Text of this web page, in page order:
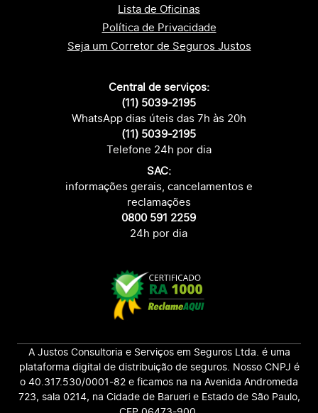
Lista de Oficinas
Política de Privacidade
Seja um Corretor de Seguros Justos
Central de serviços:
(11) 5039-2195
WhatsApp dias úteis das 7h às 20h
(11) 5039-2195
Telefone 24h por dia
SAC:
informações gerais, cancelamentos e
reclamações
0800 591 2259
24h por dia
A Justos Consultoria e Serviços em Seguros Ltda. é uma
plataforma digital de distribuição de seguros. Nosso CNPJ é
o 40.317.530/0001-82 e ficamos na na Avenida Andromeda
723, sala 0214, na Cidade de Barueri e Estado de São Paulo,